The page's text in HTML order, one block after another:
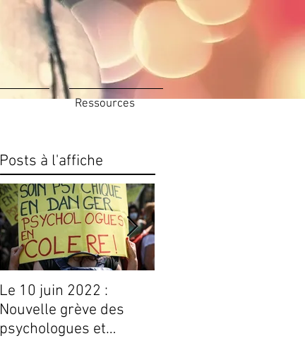
Ressources
Posts à l'affiche
Le 10 juin 2022 :
Nouvelle grève des
psychologues et